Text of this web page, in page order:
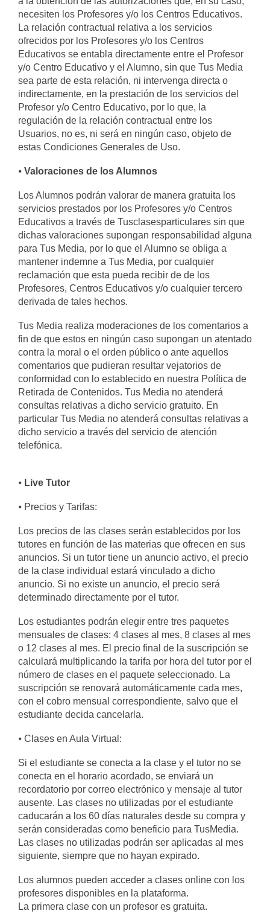
necesiten los Profesores y/o los Centros Educativos.
La relación contractual relativa a los servicios
ofrecidos por los Profesores y/o los Centros
Educativos se entabla directamente entre el Profesor
y/o Centro Educativo y el Alumno, sin que Tus Media
sea parte de esta relación, ni intervenga directa o
indirectamente, en la prestación de los servicios del
Profesor y/o Centro Educativo, por lo que, la
regulación de la relación contractual entre los
Usuarios, no es, ni será en ningún caso, objeto de
estas Condiciones Generales de Uso.
⦁ Valoraciones de los Alumnos
Los Alumnos podrán valorar de manera gratuita los
servicios prestados por los Profesores y/o Centros
Educativos a través de Tusclasesparticulares sin que
dichas valoraciones supongan responsabilidad alguna
para Tus Media, por lo que el Alumno se obliga a
mantener indemne a Tus Media, por cualquier
reclamación que esta pueda recibir de de los
Profesores, Centros Educativos y/o cualquier tercero
derivada de tales hechos.
Tus Media realiza moderaciones de los comentarios a
fin de que estos en ningún caso supongan un atentado
contra la moral o el orden público o ante aquellos
comentarios que pudieran resultar vejatorios de
conformidad con lo establecido en nuestra Política de
Retirada de Contenidos. Tus Media no atenderá
consultas relativas a dicho servicio gratuito. En
particular Tus Media no atenderá consultas relativas a
dicho servicio a través del servicio de atención
telefónica.
⦁ Live Tutor
⦁ Precios y Tarifas:
Los precios de las clases serán establecidos por los
tutores en función de las materias que ofrecen en sus
anuncios. Si un tutor tiene un anuncio activo, el precio
de la clase individual estará vinculado a dicho
anuncio. Si no existe un anuncio, el precio será
determinado directamente por el tutor.
Los estudiantes podrán elegir entre tres paquetes
mensuales de clases: 4 clases al mes, 8 clases al mes
o 12 clases al mes. El precio final de la suscripción se
calculará multiplicando la tarifa por hora del tutor por el
número de clases en el paquete seleccionado. La
suscripción se renovará automáticamente cada mes,
con el cobro mensual correspondiente, salvo que el
estudiante decida cancelarla.
⦁ Clases en Aula Virtual:
Si el estudiante se conecta a la clase y el tutor no se
conecta en el horario acordado, se enviará un
recordatorio por correo electrónico y mensaje al tutor
ausente. Las clases no utilizadas por el estudiante
caducarán a los 60 días naturales desde su compra y
serán consideradas como beneficio para TusMedia.
Las clases no utilizadas podrán ser aplicadas al mes
siguiente, siempre que no hayan expirado.
Los alumnos pueden acceder a clases online con los
profesores disponibles en la plataforma.
La primera clase con un profesor es gratuita.